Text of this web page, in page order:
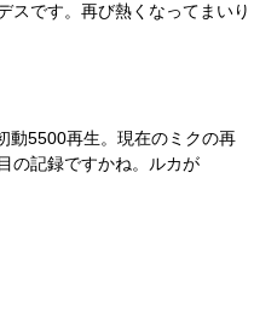
スです。再び熱くなってまいり
動5500再生。現在のミクの再
の記録ですかね。ルカが